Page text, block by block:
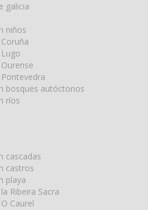
galicia
niños
bosques autóctonos
ríos
cascadas
castros
playa
Ribeira Sacra
Caurel